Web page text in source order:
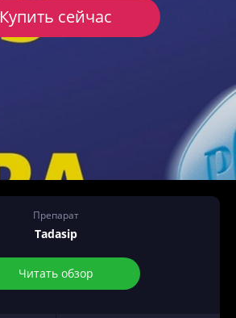
Препарат
Tadasip
Читать обзор
Купить сейчас